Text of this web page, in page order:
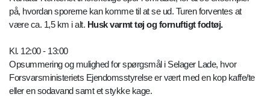
på, hvordan sporerne kan komme til at se ud. Turen forventes at
være ca. 1,5 km i alt. Husk varmt tøj og fornuftigt fodtøj.
Kl. 12:00 - 13:00
Opsummering og mulighed for spørgsmål i Selager Lade, hvor
Forsvarsministeriets Ejendomsstyrelse er vært med en kop kaffe/te
eller en sodavand samt et stykke kage.